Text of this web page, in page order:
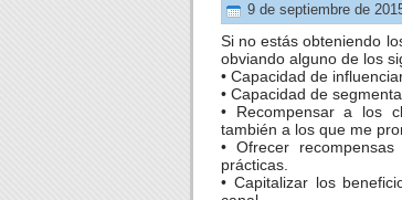
9 de septiembre de
Si no estás obteniendo
obviando alguno de los
• Capacidad de
• Capacidad de
• Recompensar a los
también a los que me
• Ofrecer
prácticas.
• Capitalizar los